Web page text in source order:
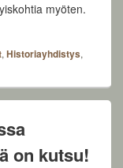
myöten.
60 vuotta
, Historiayhdistys,
on kutsu!